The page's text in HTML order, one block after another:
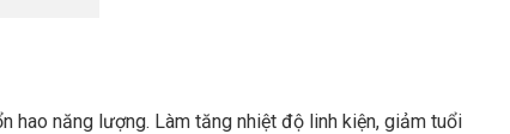
hao năng lượng. Làm tăng nhiệt độ linh kiện, giảm tuổi